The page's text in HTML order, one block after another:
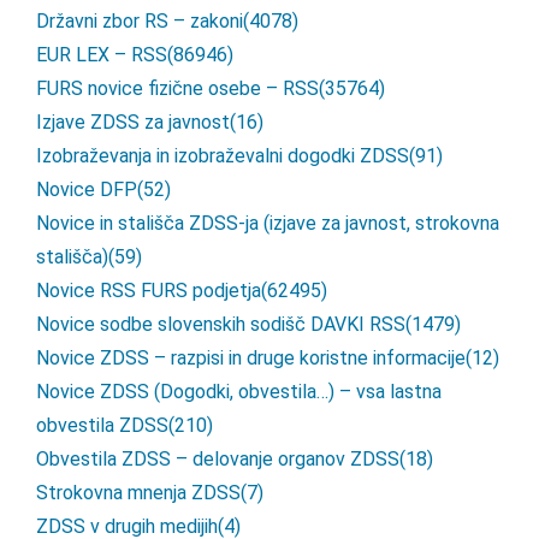
Državni zbor RS – zakoni(4078)
EUR LEX – RSS(86946)
FURS novice fizične osebe – RSS(35764)
Izjave ZDSS za javnost(16)
Izobraževanja in izobraževalni dogodki ZDSS(91)
Novice DFP(52)
Novice in stališča ZDSS-ja (izjave za javnost, strokovna
stališča)(59)
Novice RSS FURS podjetja(62495)
Novice sodbe slovenskih sodišč DAVKI RSS(1479)
Novice ZDSS – razpisi in druge koristne informacije(12)
Novice ZDSS (Dogodki, obvestila…) – vsa lastna
obvestila ZDSS(210)
Obvestila ZDSS – delovanje organov ZDSS(18)
Strokovna mnenja ZDSS(7)
ZDSS v drugih medijih(4)